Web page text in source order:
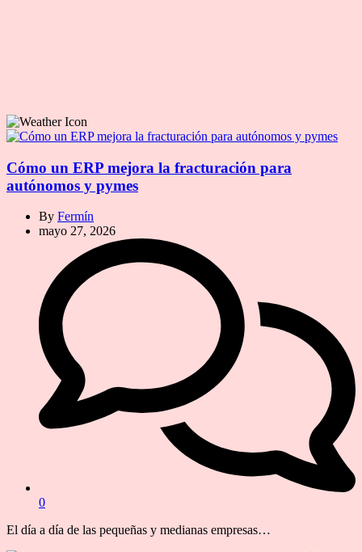
Cómo un ERP mejora la fracturación para
autónomos y pymes
By Fermín
mayo 27, 2026
0
El día a día de las pequeñas y medianas empresas…